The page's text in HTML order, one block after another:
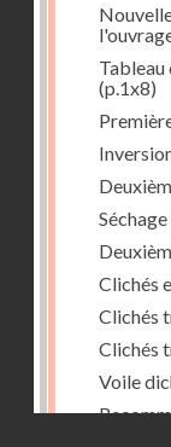
Tableau
(p.1x8)
Séchage
Clichés
Clichés
Clichés
Voile